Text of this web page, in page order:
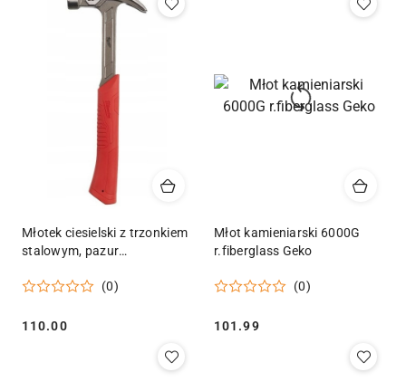
Młotek ciesielski z trzonkiem
stalowym, pazur
g
(0)
Cena:
110.00
Młot kamieniarski 6000G
r.fiberglass Geko
(0)
Cena:
101.99